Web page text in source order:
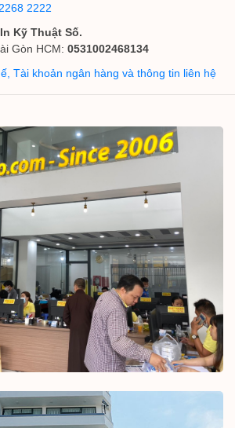
2222
Kỹ Thuật Số.
Gòn HCM: 0531002468134
Tài khoản ngân hàng và thông tin liên hệ